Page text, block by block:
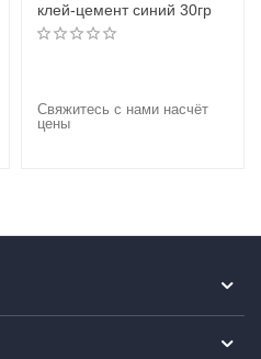
клей-цемент синий 30гр
Свяжитесь с нами насчёт
цены